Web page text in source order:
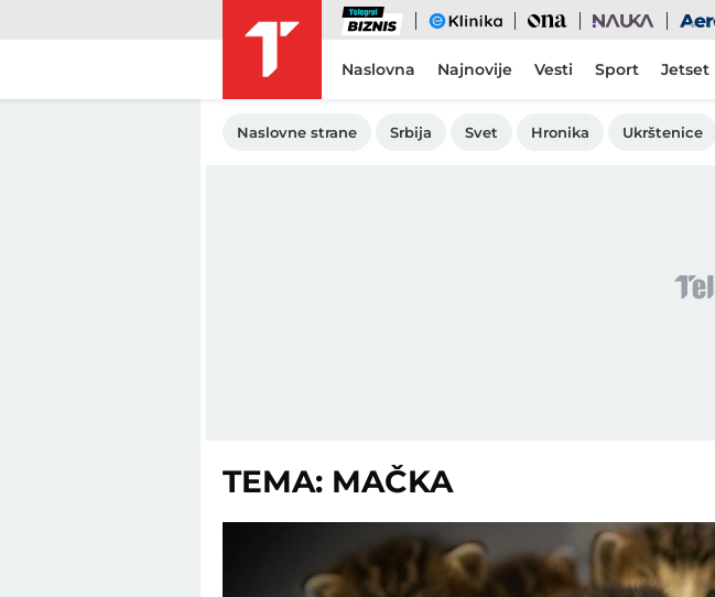
Biznis eKlinika Ona Nauka Aero
Naslovna Najnovije Vesti Sport Jetset
Naslovne strane Srbija Svet Hronika Ukrštenice
TEMA: MAČKA